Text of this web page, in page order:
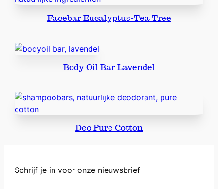
e
a
a
d
a
Facebar Eucalyptus-Tea Tree
Body Oil Bar Lavendel
Deo Pure Cotton
Schrijf je in voor onze nieuwsbrief